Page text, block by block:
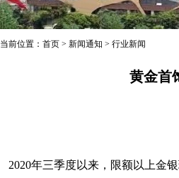
当前位置： 首页 > 新闻通知 > 行业新闻
黄金首
2020年三季度以来，限额以上金银